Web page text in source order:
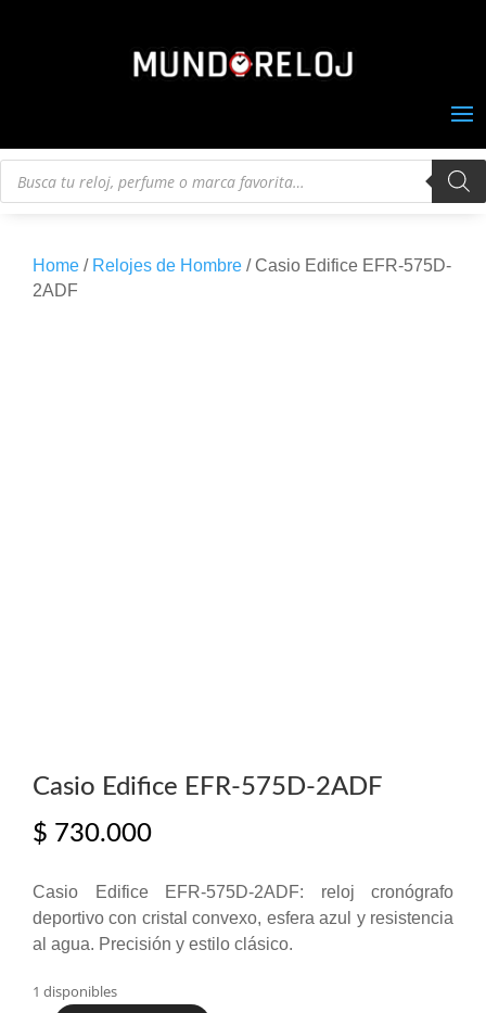
Búsqueda
Home / Relojes de Hombre / Casio Edifice EFR-575D-
2ADF
Casio Edifice EFR-575D-2ADF
$ 730.000
Casio Edifice EFR-575D-2ADF: reloj cronógrafo
deportivo con cristal convexo, esfera azul y resistencia
al agua. Precisión y estilo clásico.
1 disponibles